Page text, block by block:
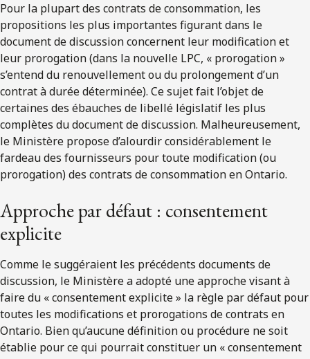
Pour la plupart des contrats de consommation, les
propositions les plus importantes figurant dans le
document de discussion concernent leur modification et
leur prorogation (dans la nouvelle LPC, « prorogation »
s’entend du renouvellement ou du prolongement d’un
contrat à durée déterminée). Ce sujet fait l’objet de
certaines des ébauches de libellé législatif les plus
complètes du document de discussion. Malheureusement,
le Ministère propose d’alourdir considérablement le
fardeau des fournisseurs pour toute modification (ou
prorogation) des contrats de consommation en Ontario.
Approche par défaut : consentement
explicite
Comme le suggéraient les précédents documents de
discussion, le Ministère a adopté une approche visant à
faire du « consentement explicite » la règle par défaut pour
toutes les modifications et prorogations de contrats en
Ontario. Bien qu’aucune définition ou procédure ne soit
établie pour ce qui pourrait constituer un « consentement